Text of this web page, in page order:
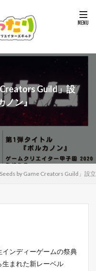
Guild」設
ノン』
by Game Creators Guild」設
インディーゲームの祭典
生まれた新レーベル